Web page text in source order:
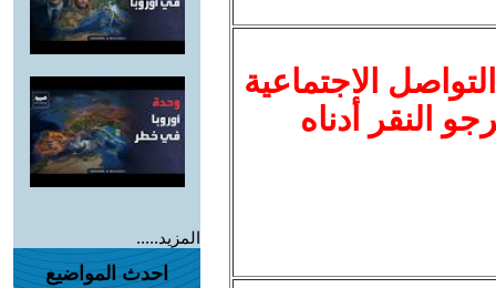
الاجتماعية
النقر أدناه
المزيد.....
احدث المواضيع